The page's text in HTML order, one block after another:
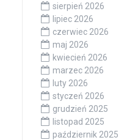
sierpień 2026
lipiec 2026
czerwiec 2026
maj 2026
kwiecień 2026
marzec 2026
luty 2026
styczeń 2026
grudzień 2025
listopad 2025
październik 2025